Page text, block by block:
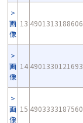
画
像
13 4901313188606
画
像
14 4901330121693
画
像
15 4903333187560